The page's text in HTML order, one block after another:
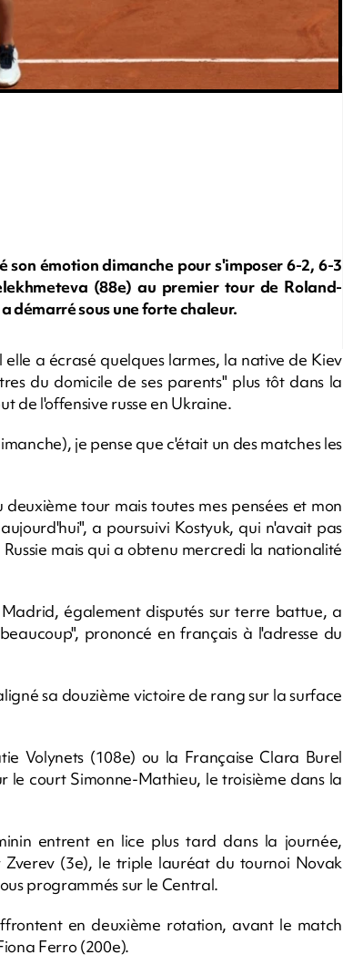
émotion dimanche pour s'imposer 6-2, 6-3
(88e) au premier tour de Roland-
démarré sous une forte chaleur.
a écrasé quelques larmes, la native de Kiev
du domicile de ses parents" plus tôt dans la
de l'offensive russe en Ukraine.
je pense que c'était un des matches les
tour mais toutes mes pensées et mon
a poursuivi Kostyuk, qui n'avait pas
mais qui a obtenu mercredi la nationalité
également disputés sur terre battue, a
prononcé en français à l'adresse du
sa douzième victoire de rang sur la surface
Volynets (108e) ou la Française Clara Burel
le court Simonne-Mathieu, le troisième dans la
entrent en lice plus tard dans la journée,
(3e), le triple lauréat du tournoi Novak
programmés sur le Central.
en deuxième rotation, avant le match
Ferro (200e).